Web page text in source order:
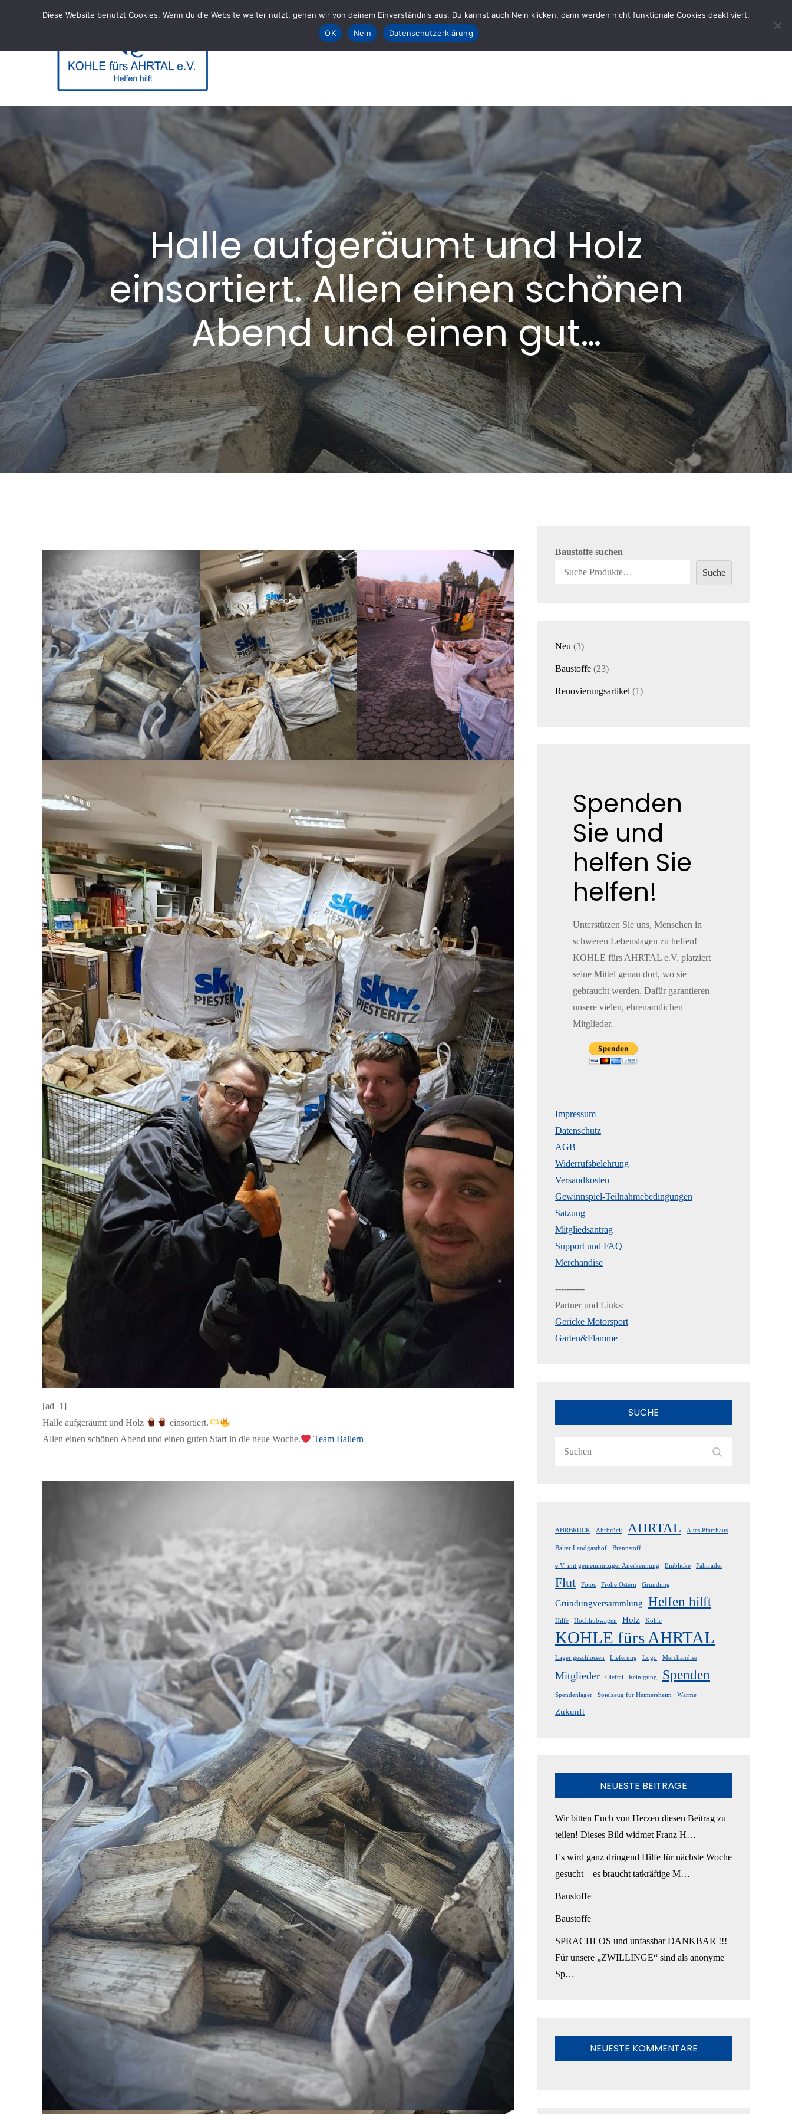
Halle aufgeräumt und Holz
einsortiert. Allen einen schönen
Abend und einen gut…
[ad_1]
Halle aufgeräumt und Holz
einsortiert.
Allen einen schönen Abend und einen guten Start in die neue Woche.
Team Ballern
Baustoffe suchen
Suche
Neu 33
Baustoffe 2323
Renovierungsartikel 11
Spenden
Sie und
helfen Sie
helfen!
Unterstützen Sie uns, Menschen in
schweren Lebenslagen zu helfen!
KOHLE fürs AHRTAL e.V. platziert
seine Mittel genau dort, wo sie
gebraucht werden. Dafür garantieren
unsere vielen, ehrenamtlichen
Mitglieder.
Impressum
Datenschutz
AGB
Widerrufsbelehrung
Versandkosten
Gewinnspiel-Teilnahmebedingungen
Satzung
Mitgliedsantrag
Support und FAQ
Merchandise
----------
Partner und Links:
Gericke Motorsport
Garten&Flamme
SUCHE
AHRBRÜCK Ahrbrück AHRTAL Altes Pfarrhaus
Balter Landgasthof Brennstoff
e.V. mit gemeinnütziger Anerkennung Einblicke Fahrräder
Flut Fotos Frohe Ostern Gründung
Gründungversammlung Helfen hilft
Hilfe Hochhubwagen Holz Kohle
KOHLE fürs AHRTAL
Lager geschlossen Lieferung Logo Merchandise
Mitglieder Oleftal Reinigung Spenden
Spendenlager Spielzeug für Heimersheim Wärme
Zukunft
NEUESTE BEITRÄGE
Wir bitten Euch von Herzen diesen Beitrag zu
teilen! Dieses Bild widmet Franz H…
Es wird ganz dringend Hilfe für nächste Woche
gesucht – es braucht tatkräftige M…
Baustoffe
Baustoffe
SPRACHLOS und unfassbar DANKBAR !!!
Für unsere „ZWILLINGE“ sind als anonyme
Sp…
NEUESTE KOMMENTARE
Diese Website benutzt Cookies. Wenn du die Website weiter nutzt, gehen wir von deinem Einverständnis aus. Du kannst auch Nein klicken, dann werden nicht funktionale Cookies deaktiviert.
OK
Nein Datenschutzerklärung